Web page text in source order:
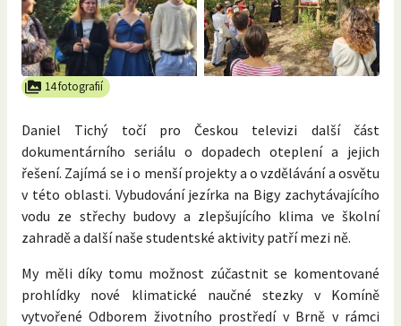
14 fotografií
Daniel Tichý točí pro Českou televizi další část
dokumentárního seriálu o dopadech oteplení a jejich
řešení. Zajímá se i o menší projekty a o vzdělávání a osvětu
v této oblasti. Vybudování jezírka na Bigy zachytávajícího
vodu ze střechy budovy a zlepšujícího klima ve školní
zahradě a další naše studentské aktivity patří mezi ně.
My měli díky tomu možnost zúčastnit se komentované
prohlídky nové klimatické naučné stezky v Komíně
vytvořené Odborem životního prostředí v Brně v rámci